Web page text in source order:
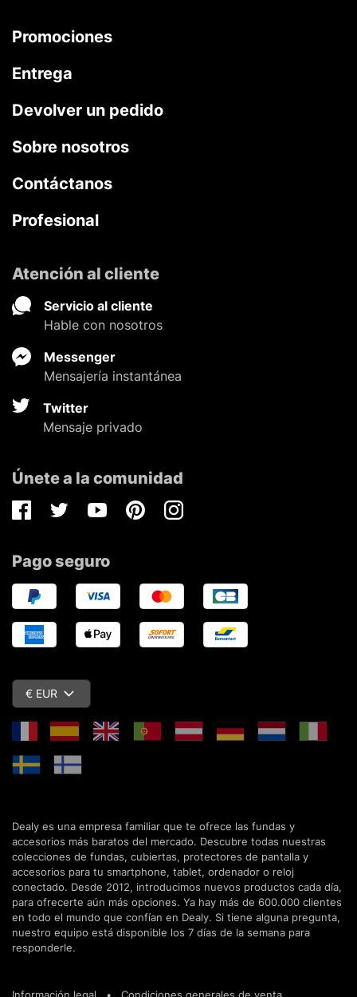
Promociones
Entrega
Devolver un pedido
Sobre nosotros
Contáctanos
Profesional
Atención al cliente
Servicio al cliente
Hable con nosotros
Messenger
Mensajería instantánea
Twitter
Mensaje privado
Únete a la comunidad
FacebookTwitterYoutubePinterestInstagram
Pago seguro
€ EUR
Dealy es una empresa familiar que te ofrece las fundas y
accesorios más baratos del mercado. Descubre todas nuestras
colecciones de fundas, cubiertas, protectores de pantalla y
accesorios para tu smartphone, tablet, ordenador o reloj
conectado. Desde 2012, introducimos nuevos productos cada día,
para ofrecerte aún más opciones. Ya hay más de 600.000 clientes
en todo el mundo que confían en Dealy. Si tiene alguna pregunta,
nuestro equipo está disponible los 7 días de la semana para
responderle.